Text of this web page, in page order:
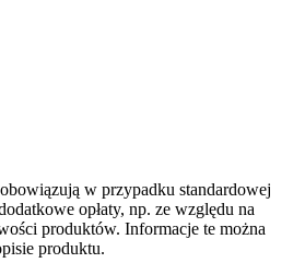
w przypadku standardowej
opłaty, np. ze względu na
produktów. Informacje te można
produktu.